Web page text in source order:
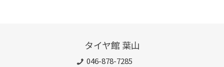
タイヤ館 葉山
046-878-7285